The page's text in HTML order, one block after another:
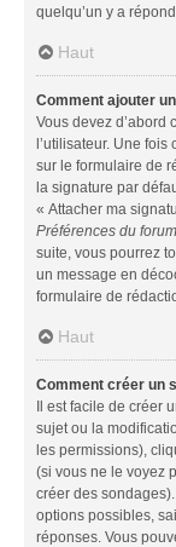
quelqu’un y a
Haut
Comment ajouter
Vous devez d’abord
l’utilisateur. Une
sur le formulaire de
la signature par
« Attacher ma
Préférences du
suite, vous pourrez
un message en
formulaire de
Haut
Comment créer un
Il est facile de créer
sujet ou la
les permissions),
(si vous ne le voyez
créer des
options possibles,
réponses. Vous